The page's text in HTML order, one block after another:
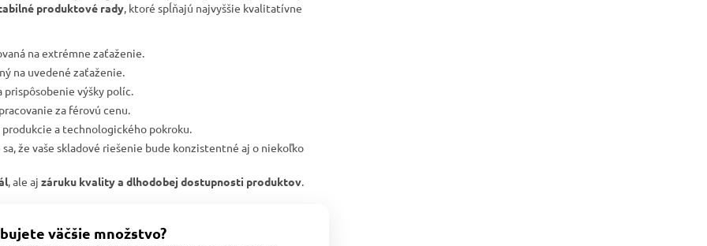
produktové rady, ktoré spĺňajú najvyššie kvalitatívne
na extrémne zaťaženie.
na uvedené zaťaženie.
prispôsobenie výšky políc.
za férovú cenu.
a technologického pokroku.
že vaše skladové riešenie bude konzistentné aj o niekoľko
, ale aj záruku kvality a dlhodobej dostupnosti produktov.
väčšie množstvo?